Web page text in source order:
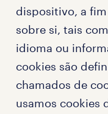
dispositivo, a
sobre si, tais
idioma ou
cookies são
chamados de
usamos cookies